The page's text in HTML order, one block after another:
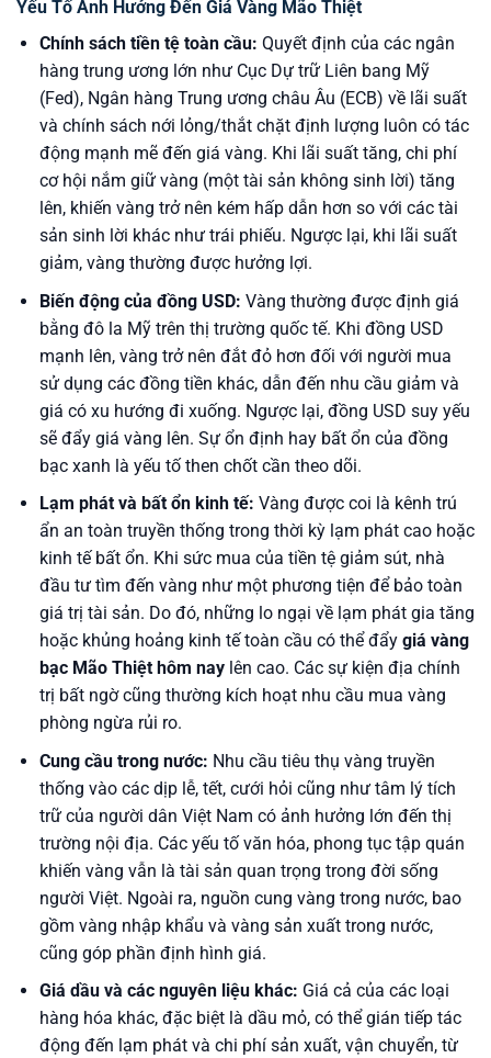
Yếu Tố Ảnh Hưởng Đến Giá Vàng Mão Thiệt
Chính sách tiền tệ toàn cầu: Quyết định của các ngân
hàng trung ương lớn như Cục Dự trữ Liên bang Mỹ
(Fed), Ngân hàng Trung ương châu Âu (ECB) về lãi suất
và chính sách nới lỏng/thắt chặt định lượng luôn có tác
động mạnh mẽ đến giá vàng. Khi lãi suất tăng, chi phí
cơ hội nắm giữ vàng (một tài sản không sinh lời) tăng
lên, khiến vàng trở nên kém hấp dẫn hơn so với các tài
sản sinh lời khác như trái phiếu. Ngược lại, khi lãi suất
giảm, vàng thường được hưởng lợi.
Biến động của đồng USD: Vàng thường được định giá
bằng đô la Mỹ trên thị trường quốc tế. Khi đồng USD
mạnh lên, vàng trở nên đắt đỏ hơn đối với người mua
sử dụng các đồng tiền khác, dẫn đến nhu cầu giảm và
giá có xu hướng đi xuống. Ngược lại, đồng USD suy yếu
sẽ đẩy giá vàng lên. Sự ổn định hay bất ổn của đồng
bạc xanh là yếu tố then chốt cần theo dõi.
Lạm phát và bất ổn kinh tế: Vàng được coi là kênh trú
ẩn an toàn truyền thống trong thời kỳ lạm phát cao hoặc
kinh tế bất ổn. Khi sức mua của tiền tệ giảm sút, nhà
đầu tư tìm đến vàng như một phương tiện để bảo toàn
giá trị tài sản. Do đó, những lo ngại về lạm phát gia tăng
hoặc khủng hoảng kinh tế toàn cầu có thể đẩy giá vàng
bạc Mão Thiệt hôm naylên cao. Các sự kiện địa chính
trị bất ngờ cũng thường kích hoạt nhu cầu mua vàng
phòng ngừa rủi ro.
Cung cầu trong nước: Nhu cầu tiêu thụ vàng truyền
thống vào các dịp lễ, tết, cưới hỏi cũng như tâm lý tích
trữ của người dân Việt Nam có ảnh hưởng lớn đến thị
trường nội địa. Các yếu tố văn hóa, phong tục tập quán
khiến vàng vẫn là tài sản quan trọng trong đời sống
người Việt. Ngoài ra, nguồn cung vàng trong nước, bao
gồm vàng nhập khẩu và vàng sản xuất trong nước,
cũng góp phần định hình giá.
Giá dầu và các nguyên liệu khác: Giá cả của các loại
hàng hóa khác, đặc biệt là dầu mỏ, có thể gián tiếp tác
động đến lạm phát và chi phí sản xuất, vận chuyển, từ